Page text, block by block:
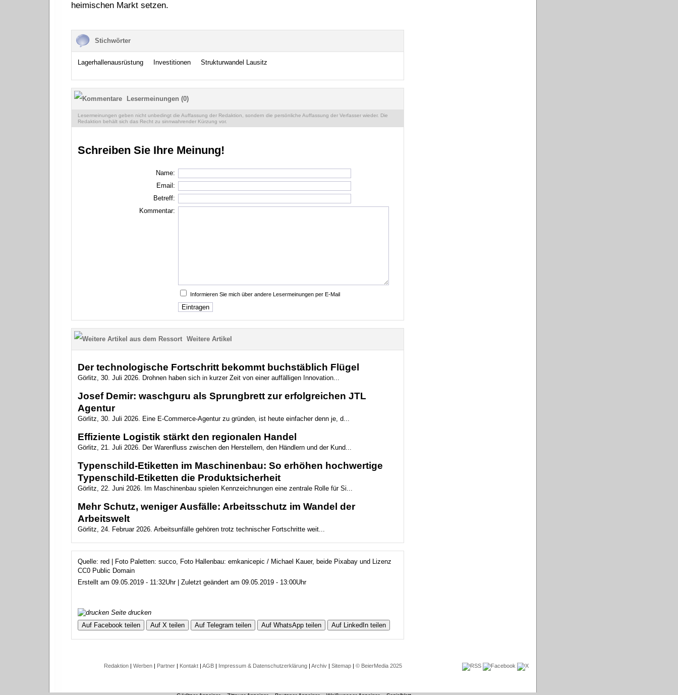
heimischen Markt setzen.
Stichwörter
Lagerhallenausrüstung Investitionen Strukturwandel Lausitz
Lesermeinungen (0)
Lesermeinungen geben nicht unbedingt die Auffassung der Redaktion, sondern die persönliche Auffassung der Verfasser wieder. Die
Redaktion behält sich das Recht zu sinnwahrender Kürzung vor.
Schreiben Sie Ihre Meinung!
Name:
Email:
Betreff:
Kommentar:
Informieren Sie mich über andere Lesermeinungen per E-Mail
Weitere Artikel
Der technologische Fortschritt bekommt buchstäblich Flügel
Görlitz, 30. Juli 2026. Drohnen haben sich in kurzer Zeit von einer auffälligen Innovation...
Josef Demir: waschguru als Sprungbrett zur erfolgreichen JTL
Agentur
Görlitz, 30. Juli 2026. Eine E-Commerce-Agentur zu gründen, ist heute einfacher denn je, d...
Effiziente Logistik stärkt den regionalen Handel
Görlitz, 21. Juli 2026. Der Warenfluss zwischen den Herstellern, den Händlern und der Kund...
Typenschild-Etiketten im Maschinenbau: So erhöhen hochwertige
Typenschild-Etiketten die Produktsicherheit
Görlitz, 22. Juni 2026. Im Maschinenbau spielen Kennzeichnungen eine zentrale Rolle für Si...
Mehr Schutz, weniger Ausfälle: Arbeitsschutz im Wandel der
Arbeitswelt
Görlitz, 24. Februar 2026. Arbeitsunfälle gehören trotz technischer Fortschritte weit...
Quelle: red | Foto Paletten: succo, Foto Hallenbau: emkanicepic / Michael Kauer, beide Pixabay und Lizenz
CC0 Public Domain
Erstellt am 09.05.2019 - 11:32Uhr | Zuletzt geändert am 09.05.2019 - 13:00Uhr
Seite drucken
Auf Facebook teilen
Auf X teilen Auf Telegram teilen Auf WhatsApp teilen Auf LinkedIn teilen
Redaktion | Werben | Partner | Kontakt | AGB | Impressum & Datenschutzerklärung | Archiv | Sitemap | © BeierMedia 2025